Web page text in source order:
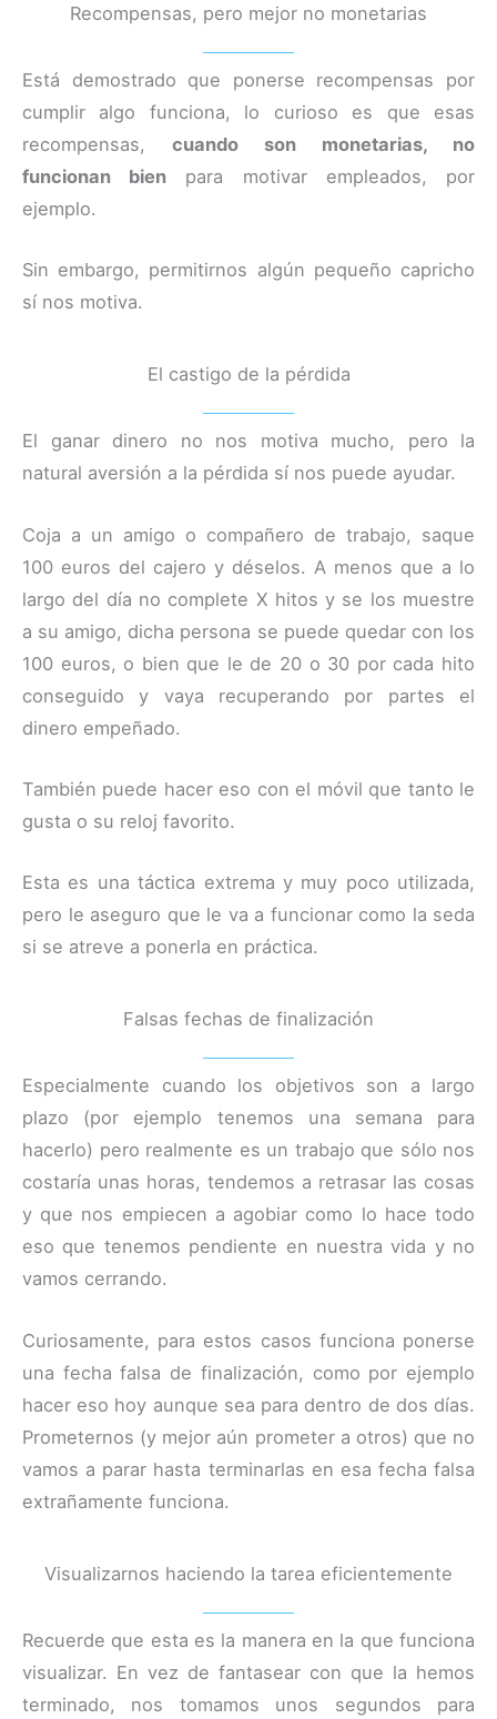
Recompensas, pero mejor no monetarias
Está demostrado que ponerse recompensas por
cumplir algo funciona, lo curioso es que esas
recompensas, cuando son monetarias, no
funcionan bien para motivar empleados, por
ejemplo.
Sin embargo, permitirnos algún pequeño capricho
sí nos motiva.
El castigo de la pérdida
El ganar dinero no nos motiva mucho, pero la
natural aversión a la pérdida sí nos puede ayudar.
Coja a un amigo o compañero de trabajo, saque
100 euros del cajero y déselos. A menos que a lo
largo del día no complete X hitos y se los muestre
a su amigo, dicha persona se puede quedar con los
100 euros, o bien que le de 20 o 30 por cada hito
conseguido y vaya recuperando por partes el
dinero empeñado.
También puede hacer eso con el móvil que tanto le
gusta o su reloj favorito.
Esta es una táctica extrema y muy poco utilizada,
pero le aseguro que le va a funcionar como la seda
si se atreve a ponerla en práctica.
Falsas fechas de finalización
Especialmente cuando los objetivos son a largo
plazo (por ejemplo tenemos una semana para
hacerlo) pero realmente es un trabajo que sólo nos
costaría unas horas, tendemos a retrasar las cosas
y que nos empiecen a agobiar como lo hace todo
eso que tenemos pendiente en nuestra vida y no
vamos cerrando.
Curiosamente, para estos casos funciona ponerse
una fecha falsa de finalización, como por ejemplo
hacer eso hoy aunque sea para dentro de dos días.
Prometernos (y mejor aún prometer a otros) que no
vamos a parar hasta terminarlas en esa fecha falsa
extrañamente funciona.
Visualizarnos haciendo la tarea eficientemente
Recuerde que esta es la manera en la que funciona
visualizar. En vez de fantasear con que la hemos
terminado, nos tomamos unos segundos para